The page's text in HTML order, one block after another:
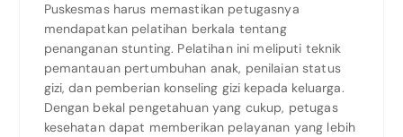
Puskesmas harus memastikan petugasnya
mendapatkan pelatihan berkala tentang
penanganan stunting. Pelatihan ini meliputi teknik
pemantauan pertumbuhan anak, penilaian status
gizi, dan pemberian konseling gizi kepada keluarga.
Dengan bekal pengetahuan yang cukup, petugas
kesehatan dapat memberikan pelayanan yang lebih